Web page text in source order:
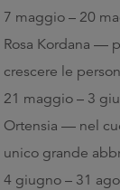
7 maggio – 20
Rosa Kordana —
crescere le
21 maggio – 3
Ortensia — nel
unico grande
4 giugno – 31